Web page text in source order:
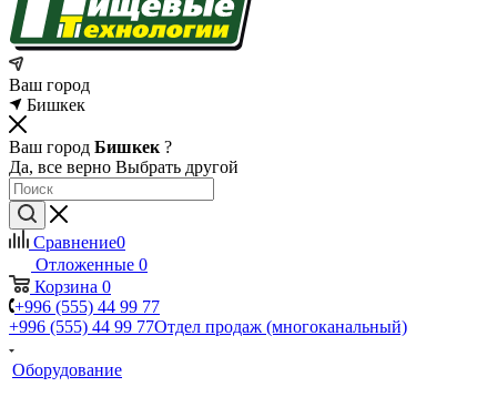
Ваш город
Бишкек
Ваш город Бишкек ?
Да, все верно Выбрать другой
Сравнение0
Отложенные 0
Корзина 0
+996 (555) 44 99 77
+996 (555) 44 99 77Отдел продаж (многоканальный)
Оборудование